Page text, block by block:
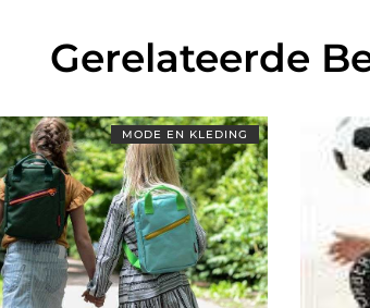
Gerelateerde
MODE EN KLEDING